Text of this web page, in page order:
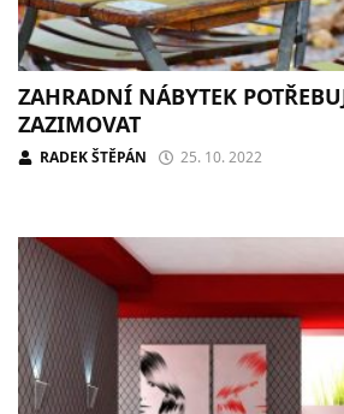
ZAHRADNÍ NÁBYTEK
ZAZIMOVAT
RADEK ŠTĚPÁN 25. 10. 2022